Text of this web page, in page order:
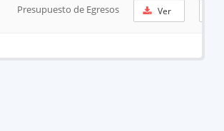
Presupuesto de Egresos Ver